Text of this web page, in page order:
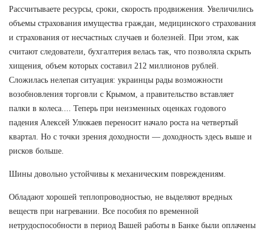
Рассчитываете ресурсы, сроки, скорость продвижения. Увеличились
объемы страхования имущества граждан, медицинского страхования
и страхования от несчастных случаев и болезней. При этом, как
считают следователи, бухгалтерия велась так, что позволяла скрыть
хищения, объем которых составил 212 миллионов рублей.
Сложилась нелепая ситуация: украинцы рады возможности
возобновления торговли с Крымом, а правительство вставляет
палки в колеса.... Теперь при неизменных оценках годового
падения Алексей Улюкаев переносит начало роста на четвертый
квартал. Но с точки зрения доходности — доходность здесь выше и
рисков больше.
Шины довольно устойчивы к механическим повреждениям.
Обладают хорошей теплопроводностью, не выделяют вредных
веществ при нагревании. Все пособия по временной
нетрудоспособности в период Вашей работы в Банке были оплачены